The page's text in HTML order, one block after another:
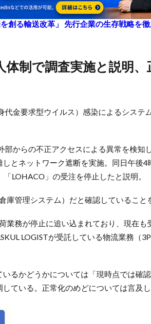
創る輸送改革」 先行企業の生存戦略を
金要求型ウイルス）感染によるシステ
からの不正アクセスによる異常を検知
とネットワーク遮断を実施。同日午後4
LOHACO」の受注を停止したと説明。
管理システム）だと確認していること
業務が停止に追い込まれており、現在も
LOGISTが受託している物流業務（
るかどうかについては「現時点では確
ている。正常化のめどについては言及し